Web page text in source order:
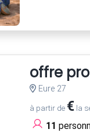
offre
Eure 27
à partir de €la
11